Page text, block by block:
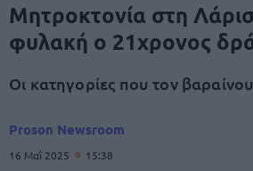
Μητροκτονία στη
φυλακή ο 21χρονος
Οι κατηγορίες που τον
Proson Newsroom
16 Μαΐ 2025 15:38